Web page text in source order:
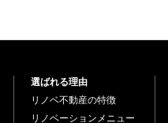
選ばれる理由
リノベ不動産の特徴
リノベーションメニュー